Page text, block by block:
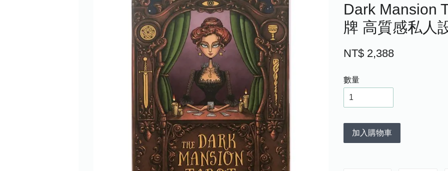
Dark Mansion
牌 高質感私人
NT$ 2,388
數量
加入購物車